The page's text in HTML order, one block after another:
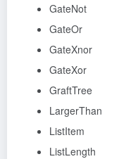
GateNot
GateOr
GateXnor
GateXor
GraftTree
LargerThan
ListItem
ListLength